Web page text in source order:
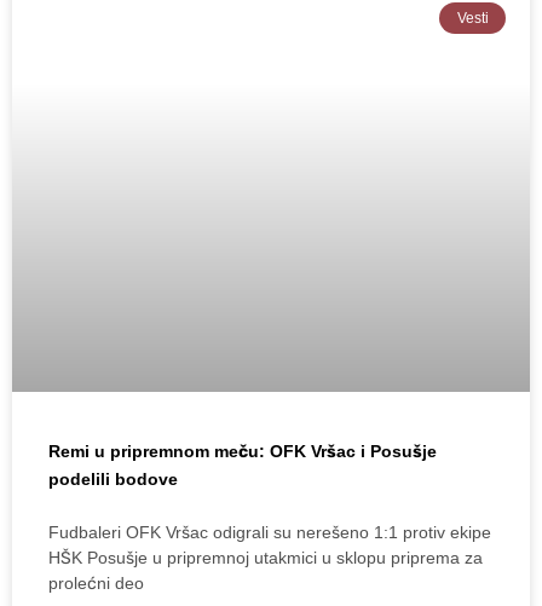
Vesti
Remi u pripremnom meču: OFK Vršac i Posušje
podelili bodove
Fudbaleri OFK Vršac odigrali su nerešeno 1:1 protiv ekipe
HŠK Posušje u pripremnoj utakmici u sklopu priprema za
prolećni deo